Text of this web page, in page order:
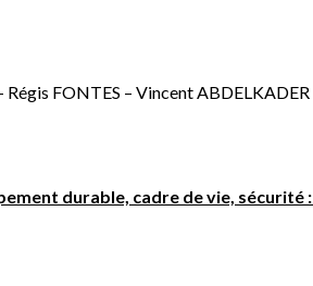
FONTES – Vincent ABDELKADER
durable, cadre de vie, sécurité :